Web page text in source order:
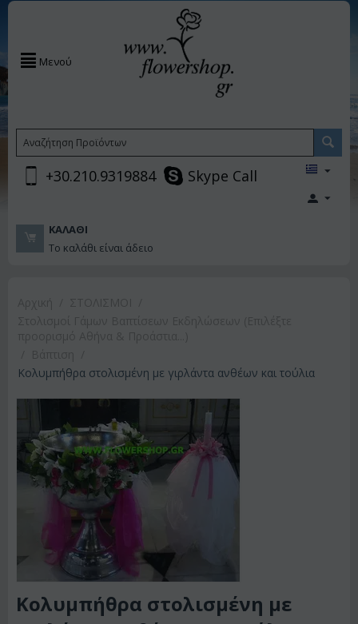
Μενού
+30.210.9319884 Skype Call
ΚΑΛΆΘΙ
Το καλάθι είναι άδειο
Κολυμπήθρα στολισμένη με γιρλάντα ανθέων και τούλια
Κολυμπήθρα στολισμένη με